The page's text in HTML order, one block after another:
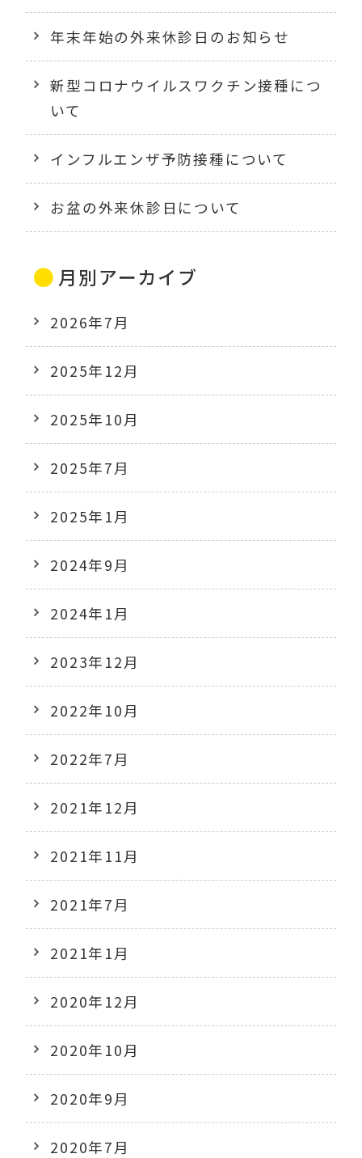
年末年始の外来休診日のお知らせ
新型コロナウイルスワクチン接種につ
いて
インフルエンザ予防接種について
お盆の外来休診日について
月別アーカイブ
2026年7月
2025年12月
2025年10月
2025年7月
2025年1月
2024年9月
2024年1月
2023年12月
2022年10月
2022年7月
2021年12月
2021年11月
2021年7月
2021年1月
2020年12月
2020年10月
2020年9月
2020年7月